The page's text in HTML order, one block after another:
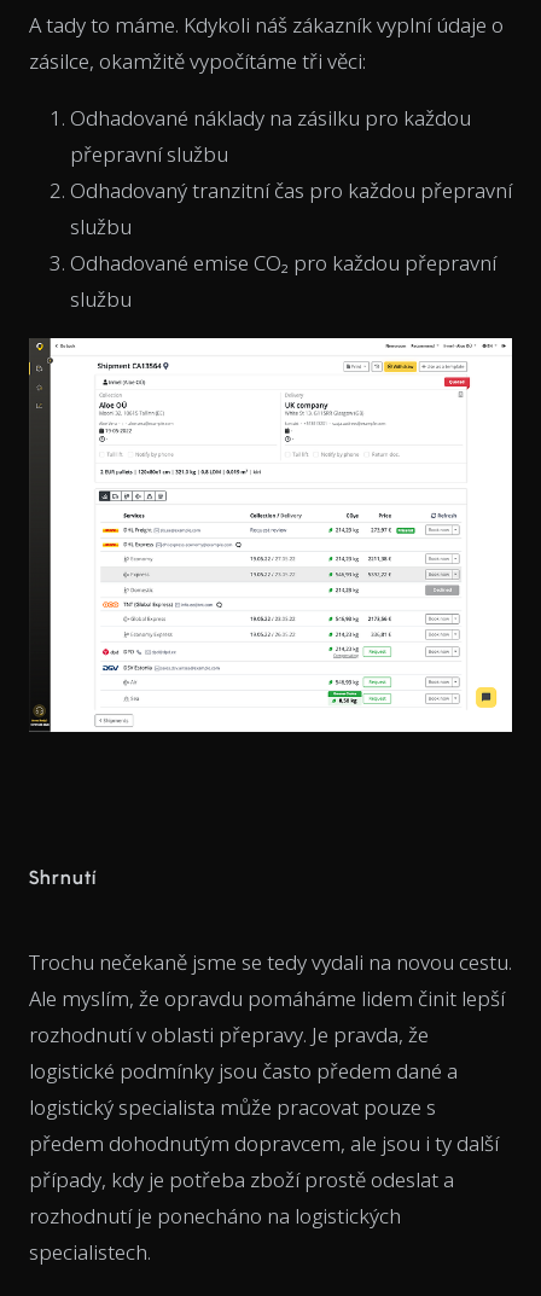
A tady to máme. Kdykoli náš zákazník vyplní údaje o
zásilce, okamžitě vypočítáme tři věci:
Odhadované náklady na zásilku pro každou
přepravní službu
Odhadovaný tranzitní čas pro každou přepravní
službu
Odhadované emise CO₂ pro každou přepravní
službu
Shrnutí
Trochu nečekaně jsme se tedy vydali na novou cestu.
Ale myslím, že opravdu pomáháme lidem činit lepší
rozhodnutí v oblasti přepravy. Je pravda, že
logistické podmínky jsou často předem dané a
logistický specialista může pracovat pouze s
předem dohodnutým dopravcem, ale jsou i ty další
případy, kdy je potřeba zboží prostě odeslat a
rozhodnutí je ponecháno na logistických
specialistech.